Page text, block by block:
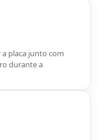
placa junto com
durante a